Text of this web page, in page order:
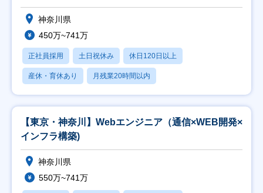
神奈川県
450万~741万
正社員採用 土日祝休み 休日120日以上
産休・育休あり 月残業20時間以内
【東京・神奈川】Webエンジニア（通信×WEB開発×
インフラ構築)
神奈川県
550万~741万